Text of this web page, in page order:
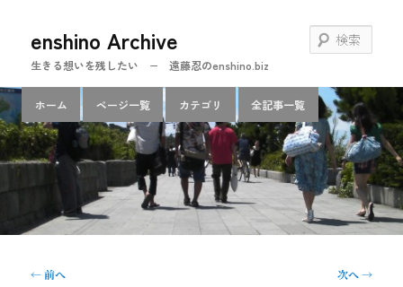
ン
テ
ン
ツ
へ
enshino Archive
生きる想いを残したい − 遠藤忍のenshino.biz
索
メ
イ
ン
ュ
ホーム ページ一覧 カテゴリ 全記事一覧
投
←前へ 次へ→